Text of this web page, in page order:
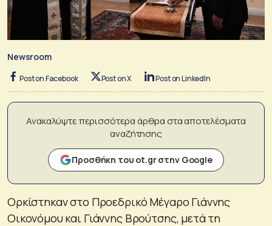
Newsroom
Post on Facebook Post on X Post on LinkedIn
Ανακαλύψτε περισσότερα άρθρα στα αποτελέσματα
αναζήτησης
Προσθήκη του ot.gr στην Google
Ορκίστηκαν στο Προεδρικό Μέγαρο Γιάννης
Οικονόμου και Γιάννης Βρούτσης, μετά τη